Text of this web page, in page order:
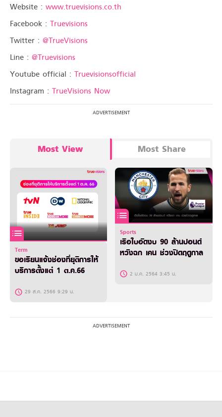
Website : www.truevisions.co.th
Facebook : Truevisions
Twitter : @TrueVisions
Line : @Truevisions
Youtube official : Truevisionsofficial
Instagram : TrueVisions Now
Most View Most Share
Term
ขอเรียนแจ้งช่องที่ยุติการให้
บริการตั้งแต่ 1 ต.ค.66
29 ส.ค. 2566 9:29 น.
Sports
เรือใบอัดงบ 90 ล้านปอนด์
หวังฉก เคน ช่วงปิดฤดูกาล
2 ม.ค. 2564 3:45 น.